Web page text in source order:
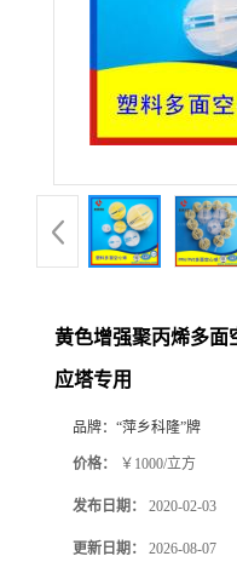
产
品
厅
黄色增强聚丙烯多面
应塔专用
品牌： “萍乡科隆”牌
价格： ￥1000/立方
发布日期： 2020-02-03
更新日期： 2026-08-07